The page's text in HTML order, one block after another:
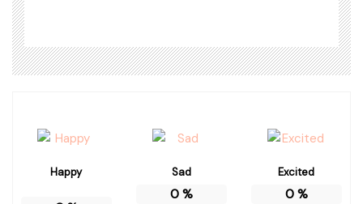
Happy Sad
0%
Excited
0%